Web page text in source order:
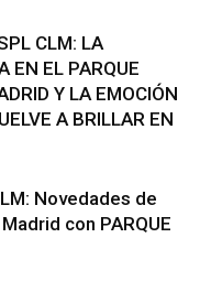
CLM: LA
EN EL PARQUE
Y LA EMOCIÓN
A BRILLAR EN
Novedades de
con PARQUE